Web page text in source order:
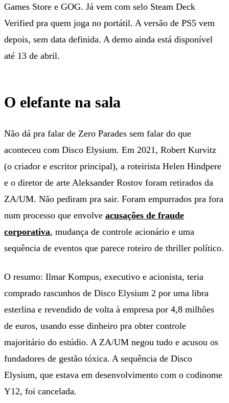
Games Store e GOG. Já vem com selo Steam Deck
Verified pra quem joga no portátil. A versão de PS5 vem
depois, sem data definida. A demo ainda está disponível
até 13 de abril.
O elefante na sala
Não dá pra falar de Zero Parades sem falar do que
aconteceu com Disco Elysium. Em 2021, Robert Kurvitz
(o criador e escritor principal), a roteirista Helen Hindpere
e o diretor de arte Aleksander Rostov foram retirados da
ZA/UM. Não pediram pra sair. Foram empurrados pra fora
num processo que envolve acusações de fraude
corporativa, mudança de controle acionário e uma
sequência de eventos que parece roteiro de thriller político.
O resumo: Ilmar Kompus, executivo e acionista, teria
comprado rascunhos de Disco Elysium 2 por uma libra
esterlina e revendido de volta à empresa por 4,8 milhões
de euros, usando esse dinheiro pra obter controle
majoritário do estúdio. A ZA/UM negou tudo e acusou os
fundadores de gestão tóxica. A sequência de Disco
Elysium, que estava em desenvolvimento com o codinome
Y12, foi cancelada.